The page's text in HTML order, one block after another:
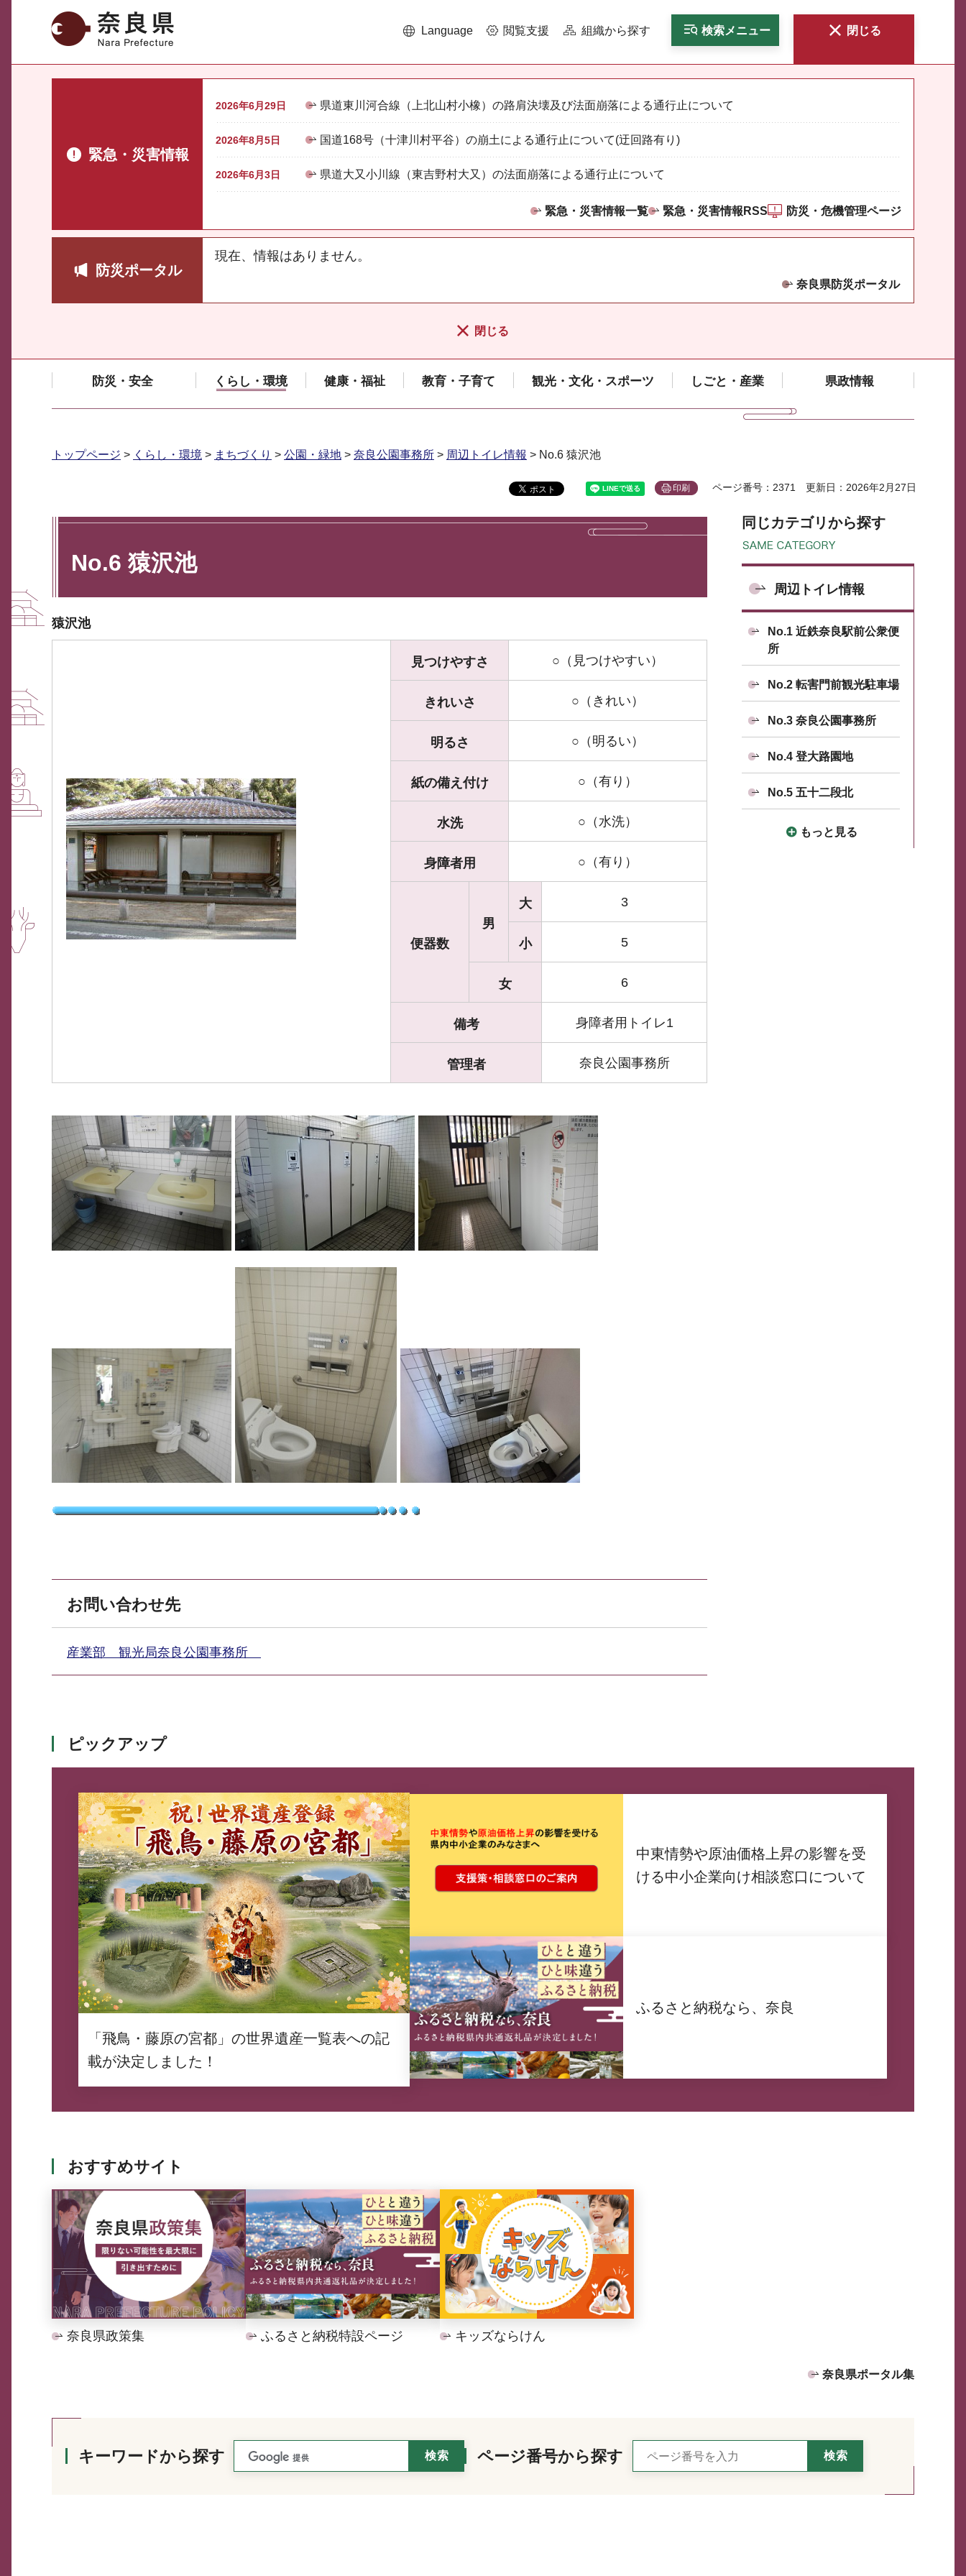
奈良県 Language 閲覧支援 組織から探す 検索メニュー 閉じる
緊急・災害情報
2026年6月29日 県道東川河合線（上北山村小橡）の路肩決壊及び法面崩落による通行止について
2026年8月5日 国道168号（十津川村平谷）の崩土による通行止について(迂回路有り)
2026年6月3日 県道大又小川線（東吉野村大又）の法面崩落による通行止について
緊急・災害情報一覧 緊急・災害情報RSS 防災・危機管理ページ
防災ポータル
現在、情報はありません。
奈良県防災ポータル
閉じる
防災・安全 くらし・環境 健康・福祉 教育・子育て 観光・文化・スポーツ しごと・産業 県政情報
トップページ > くらし・環境 > まちづくり > 公園・緑地 > 奈良公園事務所 > 周辺トイレ情報 > No.6 猿沢池
印刷 ページ番号：2371 更新日：2026年2月27日
No.6 猿沢池
猿沢池
見つけやすさ ○（見つけやすい）
きれいさ ○（きれい）
明るさ ○（明るい）
紙の備え付け ○（有り）
水洗 ○（水洗）
身障者用 ○（有り）
便器数
男
大 3
小 5
女 6
備考 身障者用トイレ1
管理者 奈良公園事務所
お問い合わせ先
産業部 観光局奈良公園事務所
同じカテゴリから探す
周辺トイレ情報
No.1 近鉄奈良駅前公衆便
所
No.2 転害門前観光駐車場
No.3 奈良公園事務所
No.4 登大路園地
No.5 五十二段北
もっと見る
ピックアップ
「飛鳥・藤原の宮都」の世界遺産一覧表への記
載が決定しました！
中東情勢や原油価格上昇の影響を受
ける中小企業向け相談窓口について
ふるさと納税なら、奈良
おすすめサイト
奈良県政策集 ふるさと納税特設ページ キッズならけん
奈良県ポータル集
キーワードから探す ページ番号から探す